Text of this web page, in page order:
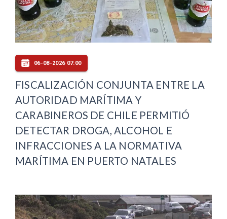
06-08-2026 07:00
FISCALIZACIÓN CONJUNTA ENTRE LA
AUTORIDAD MARÍTIMA Y
CARABINEROS DE CHILE PERMITIÓ
DETECTAR DROGA, ALCOHOL E
INFRACCIONES A LA NORMATIVA
MARÍTIMA EN PUERTO NATALES